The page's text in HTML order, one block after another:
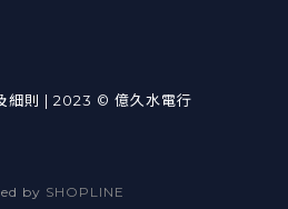
細則 | 2023 © 億久水電行
by SHOPLINE